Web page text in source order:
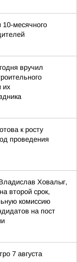
месячного
вручил
их
к росту
проведения
Ховалыг,
второй срок,
комиссию
на пост
7 августа